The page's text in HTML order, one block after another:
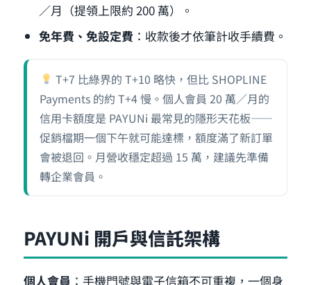
／月（提領上限約 200 萬）。
免年費、免設定費 ：收款後才依筆計收手續費。
T+7 比綠界的 T+10 略快，但比 SHOPLINE
Payments 的約 T+4 慢。個人會員 20 萬／月的
信用卡額度是 PAYUNi 最常見的隱形天花板——
促銷檔期一個下午就可能達標，額度滿了新訂單
會被退回。月營收穩定超過 15 萬，建議先準備
轉企業會員。
PAYUNi 開戶與信託架構
個人會員 ：手機門號與電子信箱不可重複，一個身